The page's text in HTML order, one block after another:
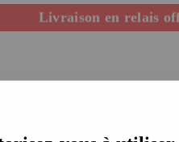
Livraison en relais